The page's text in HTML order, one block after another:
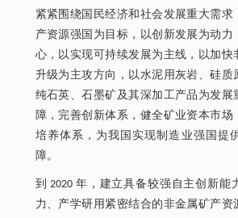
紧紧围绕国民经济和社会发展重大需求
产资源强国为目标，以创新发展为动力
心，以实现可持续发展为主线，以加快
升级为主攻方向，以水泥用灰岩、硅质
纯石英、石墨矿及其深加工产品为发展
障，完善创新体系，健全矿业资本市场
培养体系，为我国实现制造业强国提
障。
到 2020 年，建立具备较强自主创新能
力、产学研用紧密结合的非金属矿产资